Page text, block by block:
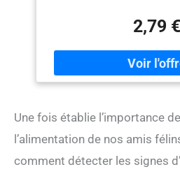
Friandise à faible teneur en
de bœuf, saumon et menthe à
mélange de vitamines, de
oméga-6 favorise la santé et
COMPOSITION : Vous
description du produit
g GimCat Nutri Pockets
récompense fonctionnelle au
à la menthe à
2,79 €
Une fois établie l’importance
l’alimentation de nos amis
comment détecter les signes